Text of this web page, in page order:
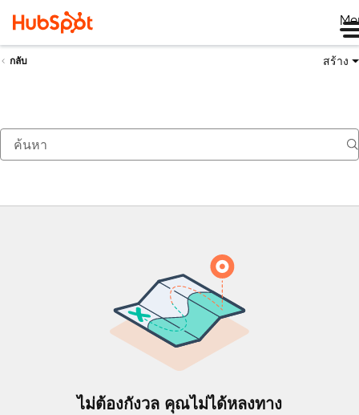
กลับ สร้าง
ไม่ต้องกังวล คุณไม่ได้หลงทาง